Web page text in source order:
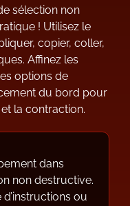
sélection non
! Utilisez le
copier, coller,
Affinez les
options de
du bord pour
la contraction.
dans
non destructive.
ou